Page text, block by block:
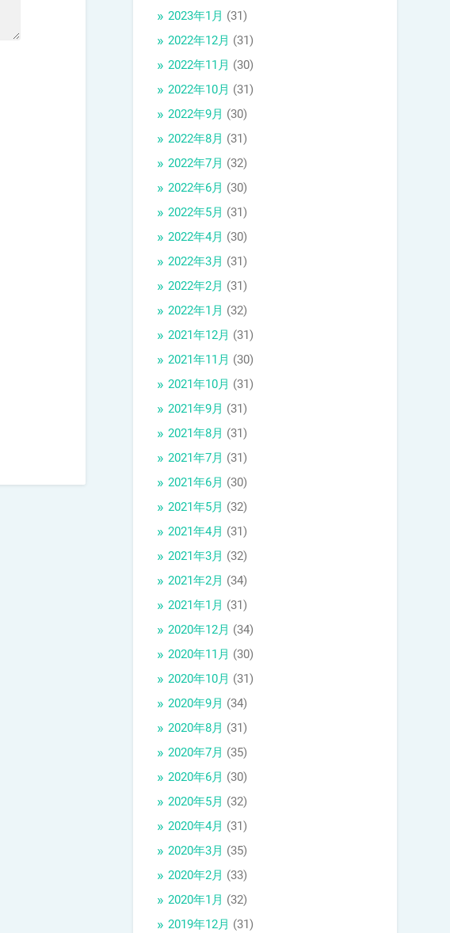
2023年1月 (31)
2022年12月 (31)
2022年11月 (30)
2022年10月 (31)
2022年9月 (30)
2022年8月 (31)
2022年7月 (32)
2022年6月 (30)
2022年5月 (31)
2022年4月 (30)
2022年3月 (31)
2022年2月 (31)
2022年1月 (32)
2021年12月 (31)
2021年11月 (30)
2021年10月 (31)
2021年9月 (31)
2021年8月 (31)
2021年7月 (31)
2021年6月 (30)
2021年5月 (32)
2021年4月 (31)
2021年3月 (32)
2021年2月 (34)
2021年1月 (31)
2020年12月 (34)
2020年11月 (30)
2020年10月 (31)
2020年9月 (34)
2020年8月 (31)
2020年7月 (35)
2020年6月 (30)
2020年5月 (32)
2020年4月 (31)
2020年3月 (35)
2020年2月 (33)
2020年1月 (32)
2019年12月 (31)